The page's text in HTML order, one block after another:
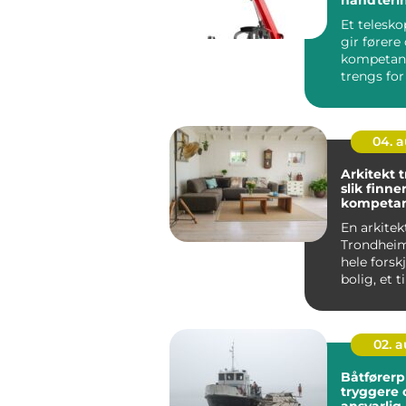
Et
gir førere
trengs for
trygg, e...
04.
Arkitekt
slik
En
hele
bolig, et
02.
tryggere